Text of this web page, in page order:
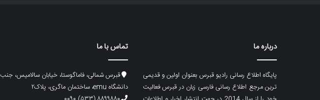
درباره ما
پایگاه اطلاع رسانی رادیو قبرس بعنوان اولین و قدیمی
ترین مرجع اطلاع رسانی فارسی زبان در قبرس فعالیت
تماس با ما
قبرس شمالی، فاماگوستا، خیابان سالامیس، جنب
دانشگاه emu، ساختمان ماگری، پلاک۲